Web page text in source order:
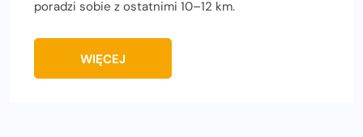
poradzi sobie z ostatnimi 10–12 km.
WIĘCEJ